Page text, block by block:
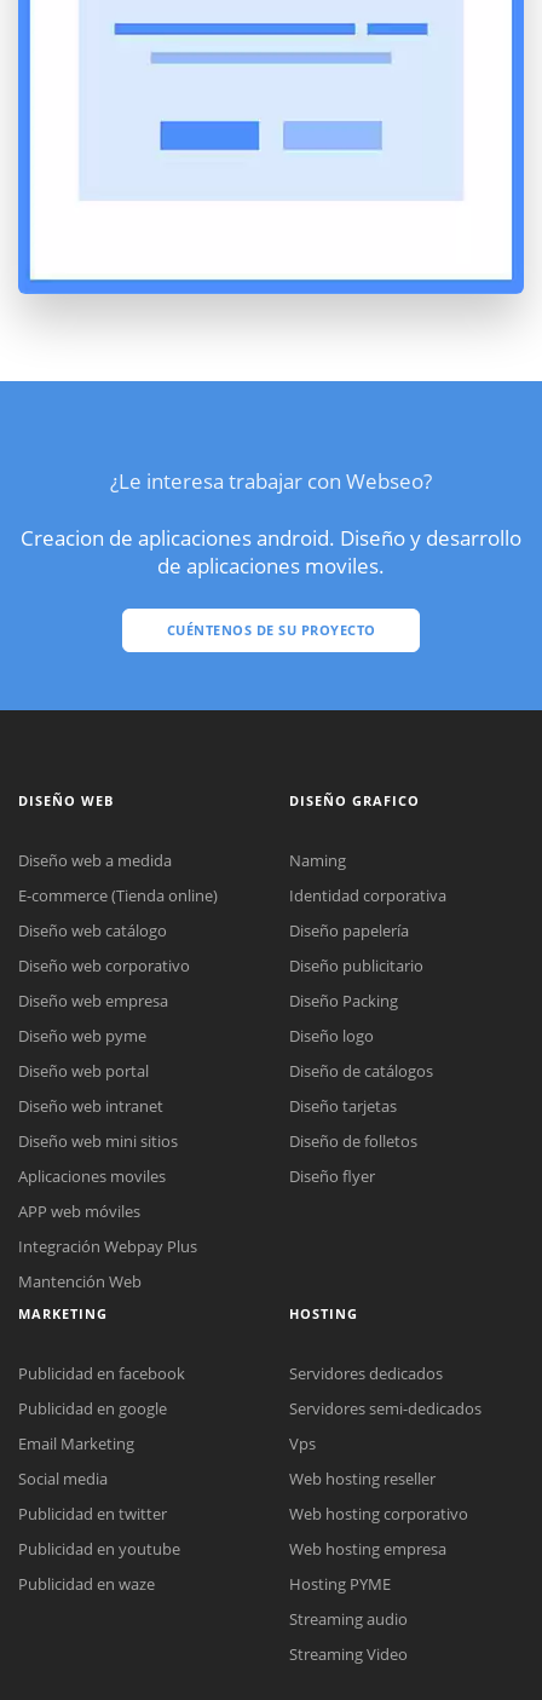
¿Le interesa trabajar con Webseo?
Creacion de aplicaciones android. Diseño y desarrollo
de aplicaciones moviles.
CUÉNTENOS DE SU PROYECTO
Reunión online
Nuestros ejecutivos le enviarán un correo electrónico con el enlace a
Meet para la reunión online.
Cotización
Todos nuestros ejecutivos están fuera de línea. Complete el formulario
DISEÑO WEB
Diseño web a medida
E-commerce (Tienda online)
Diseño web catálogo
Diseño web corporativo
Diseño web empresa
Diseño web pyme
Diseño web portal
Diseño web intranet
Diseño web mini sitios
Aplicaciones moviles
APP web móviles
Integración Webpay Plus
Mantención Web
DISEÑO GRAFICO
Naming
Identidad corporativa
Diseño papelería
Diseño publicitario
Diseño Packing
Diseño logo
Diseño de catálogos
Diseño tarjetas
Diseño de folletos
Diseño flyer
MARKETING
Publicidad en facebook
Publicidad en google
Email Marketing
Social media
Publicidad en twitter
Publicidad en youtube
Publicidad en waze
HOSTING
Servidores dedicados
Servidores semi-dedicados
Vps
Web hosting reseller
Web hosting corporativo
Web hosting empresa
Hosting PYME
Streaming audio
Streaming Video